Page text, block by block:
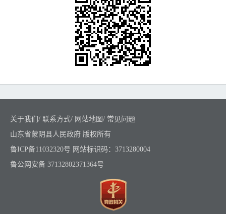
关于我们 / 联系方式/ 网站地图/ 常见问题
山东省蒙阴县人民政府 版权所有
鲁ICP备11032320号 网站标识码：3713280004
鲁公网安备 37132802371364号